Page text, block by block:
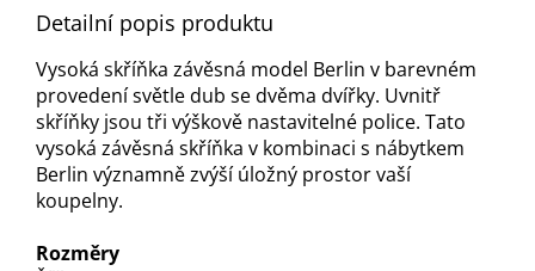
Detailní popis produktu
Vysoká skříňka závěsná model Berlin v barevném
provedení světle dub se dvěma dvířky. Uvnitř
skříňky jsou tři výškově nastavitelné police. Tato
vysoká závěsná skříňka v kombinaci s nábytkem
Berlin významně zvýší úložný prostor vaší
koupelny.
Rozměry